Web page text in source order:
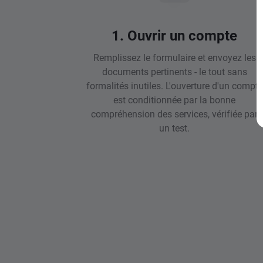
1. Ouvrir un compte
Remplissez le formulaire et envoyez les
documents pertinents - le tout sans
formalités inutiles. L'ouverture d'un compte
est conditionnée par la bonne
compréhension des services, vérifiée par
un test.